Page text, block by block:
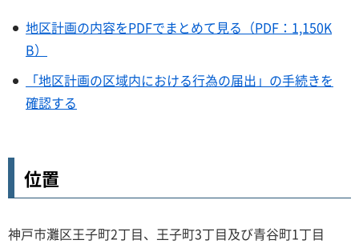
地区計画の内容をPDFでまとめて見る（PDF：1,150K
B）
「地区計画の区域内における行為の届出」の手続きを
確認する
位置
神戸市灘区王子町2丁目、王子町3丁目及び青谷町1丁目